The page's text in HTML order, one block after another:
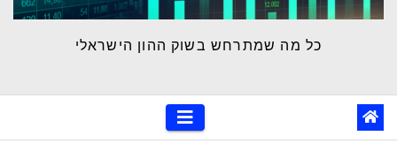
כל מה שמתרחש בשוק ההון הישראלי